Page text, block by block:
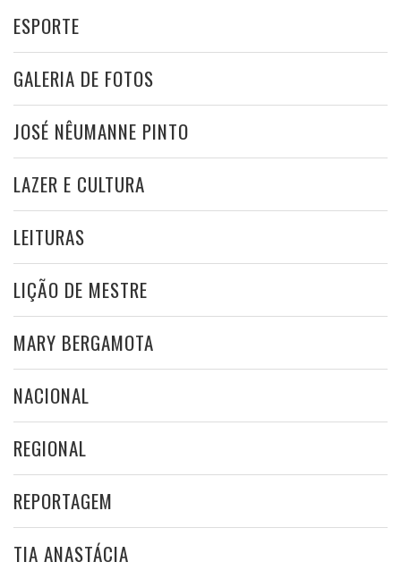
ESPORTE
GALERIA DE FOTOS
JOSÉ NÊUMANNE PINTO
LAZER E CULTURA
LEITURAS
LIÇÃO DE MESTRE
MARY BERGAMOTA
NACIONAL
REGIONAL
REPORTAGEM
TIA ANASTÁCIA